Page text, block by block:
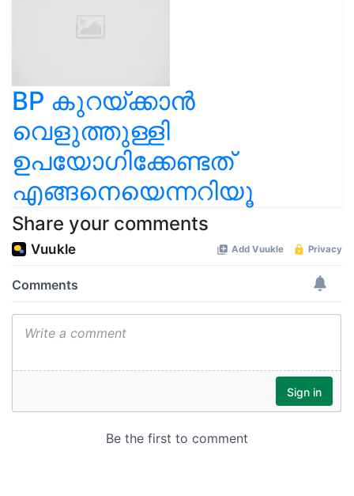
വെളുത്തുള്ളി
ഉപയോഗിക്കേണ്ടത്
എങ്ങനെയെന്നറിയൂ
Share your comments